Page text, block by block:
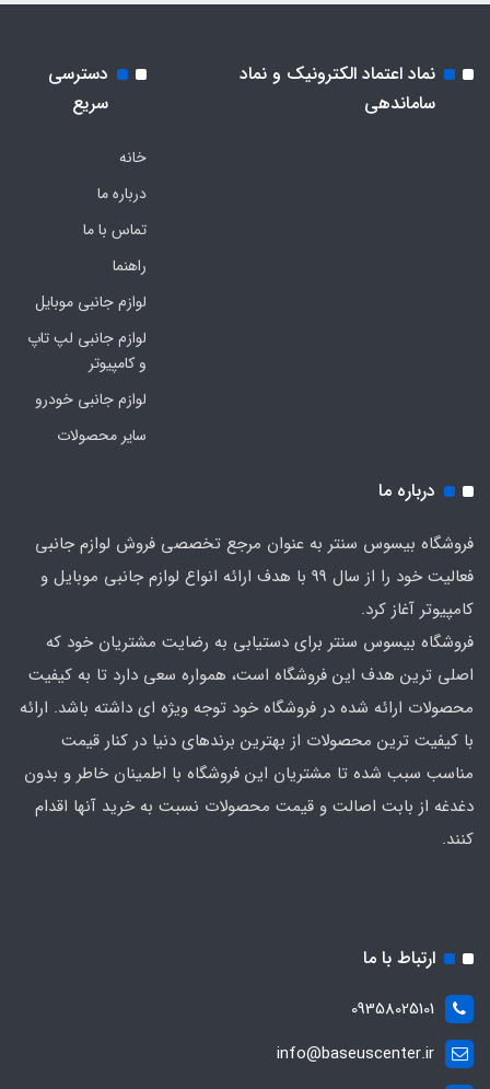
نماد اعتماد الکترونیک و نماد
ساماندهی
دسترسی
سریع
خانه
درباره ما
تماس با ما
راهنما
لوازم جانبی موبایل
لوازم جانبی لپ تاپ
و کامپیوتر
لوازم جانبی خودرو
سایر محصولات
درباره ما
فروشگاه بیسوس سنتر به عنوان مرجع تخصصی فروش لوازم جانبی
فعالیت خود را از سال 99 با هدف ارائه انواع لوازم جانبی موبایل و
کامپیوتر آغاز کرد.
فروشگاه بیسوس سنتر برای دستیابی به رضایت مشتریان خود که
اصلی‌ ترین هدف این فروشگاه است، همواره سعی دارد تا به کیفیت
محصولات ارائه شده در فروشگاه خود توجه ویژه ای داشته باشد. ارائه
با کیفیت‌ ترین محصولات از بهترین برندهای دنیا در کنار قیمت
مناسب سبب شده تا مشتریان این فروشگاه با اطمینان خاطر و بدون
دغدغه از بابت اصالت و قیمت محصولات نسبت به خرید آنها اقدام
کنند.
ارتباط با ما
09358025101
info@baseuscenter.ir